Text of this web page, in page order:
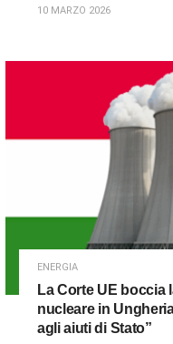
10 MARZO 2026
ENERGIA
La Corte UE boccia
nucleare in
agli aiuti di Stato”